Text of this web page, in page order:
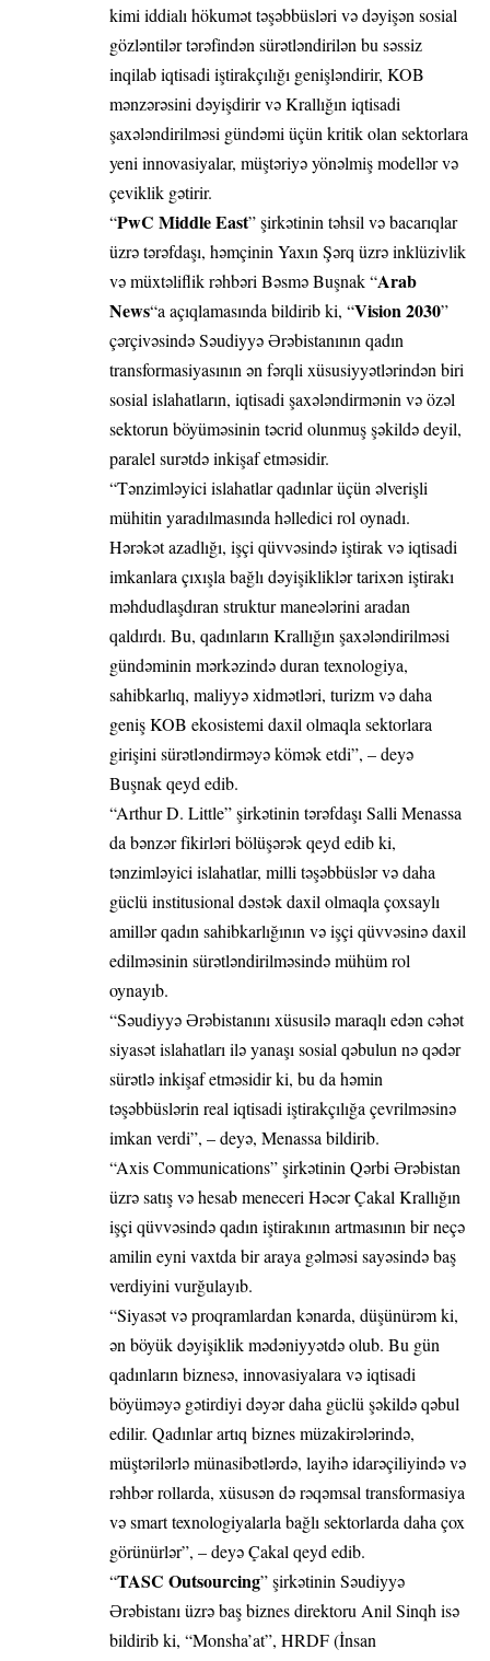
kimi iddialı hökumət təşəbbüsləri və dəyişən sosial
gözləntilər tərəfindən sürətləndirilən bu səssiz
inqilab iqtisadi iştirakçılığı genişləndirir, KOB
mənzərəsini dəyişdirir və Krallığın iqtisadi
şaxələndirilməsi gündəmi üçün kritik olan sektorlara
yeni innovasiyalar, müştəriyə yönəlmiş modellər və
çeviklik gətirir.
“PwC Middle East” şirkətinin təhsil və bacarıqlar
üzrə tərəfdaşı, həmçinin Yaxın Şərq üzrə inklüzivlik
və müxtəliflik rəhbəri Bəsmə Buşnak “Arab
News“a açıqlamasında bildirib ki, “Vision 2030”
çərçivəsində Səudiyyə Ərəbistanının qadın
transformasiyasının ən fərqli xüsusiyyətlərindən biri
sosial islahatların, iqtisadi şaxələndirmənin və özəl
sektorun böyüməsinin təcrid olunmuş şəkildə deyil,
paralel surətdə inkişaf etməsidir.
“Tənzimləyici islahatlar qadınlar üçün əlverişli
mühitin yaradılmasında həlledici rol oynadı.
Hərəkət azadlığı, işçi qüvvəsində iştirak və iqtisadi
imkanlara çıxışla bağlı dəyişikliklər tarixən iştirakı
məhdudlaşdıran struktur maneələrini aradan
qaldırdı. Bu, qadınların Krallığın şaxələndirilməsi
gündəminin mərkəzində duran texnologiya,
sahibkarlıq, maliyyə xidmətləri, turizm və daha
geniş KOB ekosistemi daxil olmaqla sektorlara
girişini sürətləndirməyə kömək etdi”, – deyə
Buşnak qeyd edib.
“Arthur D. Little” şirkətinin tərəfdaşı Salli Menassa
da bənzər fikirləri bölüşərək qeyd edib ki,
tənzimləyici islahatlar, milli təşəbbüslər və daha
güclü institusional dəstək daxil olmaqla çoxsaylı
amillər qadın sahibkarlığının və işçi qüvvəsinə daxil
edilməsinin sürətləndirilməsində mühüm rol
oynayıb.
“Səudiyyə Ərəbistanını xüsusilə maraqlı edən cəhət
siyasət islahatları ilə yanaşı sosial qəbulun nə qədər
sürətlə inkişaf etməsidir ki, bu da həmin
təşəbbüslərin real iqtisadi iştirakçılığa çevrilməsinə
imkan verdi”, – deyə, Menassa bildirib.
“Axis Communications” şirkətinin Qərbi Ərəbistan
üzrə satış və hesab meneceri Həcər Çakal Krallığın
işçi qüvvəsində qadın iştirakının artmasının bir neçə
amilin eyni vaxtda bir araya gəlməsi sayəsində baş
verdiyini vurğulayıb.
“Siyasət və proqramlardan kənarda, düşünürəm ki,
ən böyük dəyişiklik mədəniyyətdə olub. Bu gün
qadınların biznesə, innovasiyalara və iqtisadi
böyüməyə gətirdiyi dəyər daha güclü şəkildə qəbul
edilir. Qadınlar artıq biznes müzakirələrində,
müştərilərlə münasibətlərdə, layihə idarəçiliyində və
rəhbər rollarda, xüsusən də rəqəmsal transformasiya
və smart texnologiyalarla bağlı sektorlarda daha çox
görünürlər”, – deyə Çakal qeyd edib.
“TASC Outsourcing” şirkətinin Səudiyyə
Ərəbistanı üzrə baş biznes direktoru Anil Sinqh isə
bildirib ki, “Monsha’at”, HRDF (İnsan